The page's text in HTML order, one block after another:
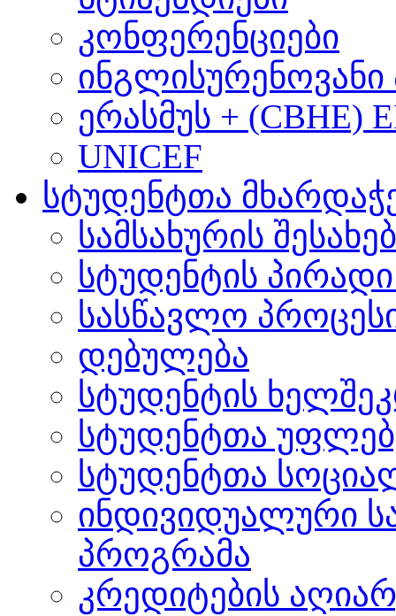
კონფერენციები
ერასმუს + (CBHE)
UNICEF
სტუდენტთა
სამსახურის შესახებ
სტუდენტის
სასწავლო
დებულება
სტუდენტის
სტუდენტთა
სტუდენტთა
ინდივიდუალური
პროგრამა
კრედიტების